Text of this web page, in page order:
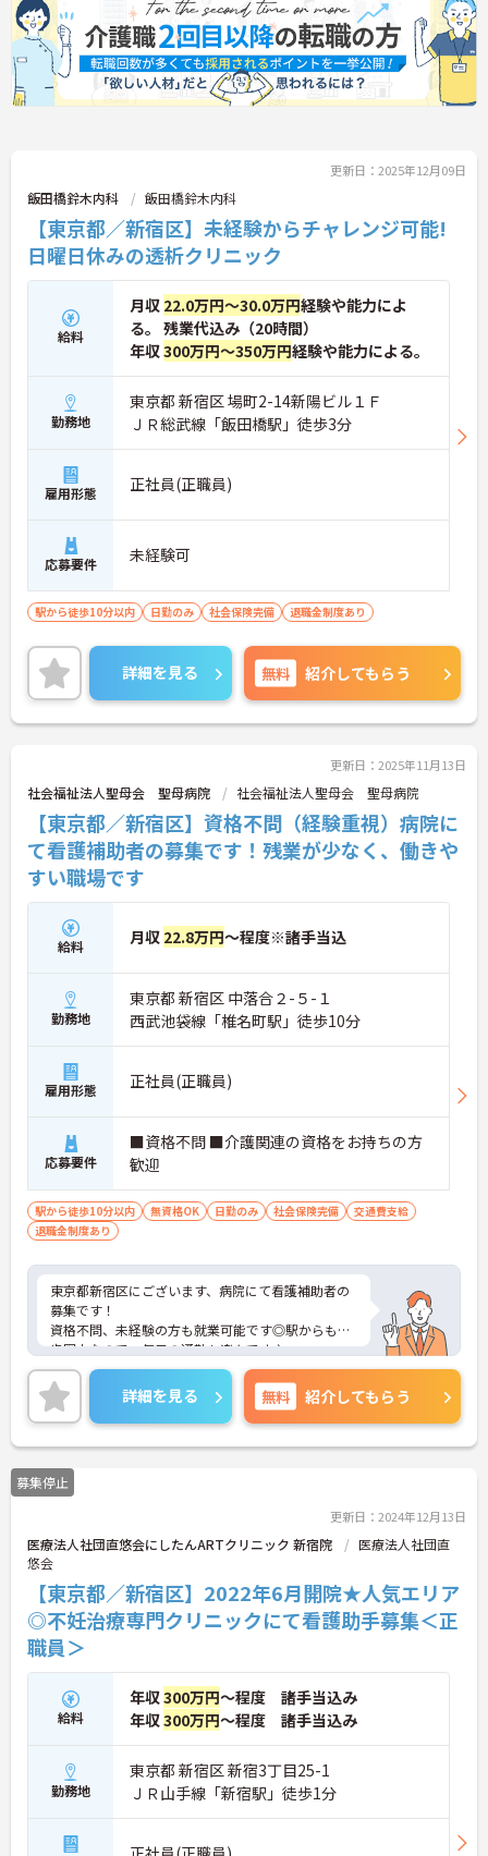
更新日：2025年12月09日
飯田橋鈴木内科 飯田橋鈴木内科
【東京都／新宿区】未経験からチャレンジ可能!
日曜日休みの透析クリニック
給料
月収 22.0万円～30.0万円経験や能力によ
る。 残業代込み（20時間）
年収300万円～350万円経験や能力による。
勤務地
東京都 新宿区 場町2-14新陽ビル１Ｆ
ＪＲ総武線「飯田橋駅」徒歩3分
雇用形態 正社員(正職員)
応募要件 未経験可
駅から徒歩10分以内 日勤のみ 社会保険完備 退職金制度あり
詳細を見る 無料 紹介してもらう
更新日：2025年11月13日
社会福祉法人聖母会 聖母病院 社会福祉法人聖母会 聖母病院
【東京都／新宿区】資格不問（経験重視）病院に
て看護補助者の募集です！残業が少なく、働きや
すい職場です
給料 月収 22.8万円～程度※諸手当込
勤務地
東京都 新宿区 中落合２-５-１
西武池袋線「椎名町駅」徒歩10分
雇用形態 正社員(正職員)
応募要件
■資格不問 ■介護関連の資格をお持ちの方
歓迎
駅から徒歩10分以内 無資格OK 日勤のみ 社会保険完備
交通費支給
退職金制度あり
東京都新宿区にございます、病院にて看護補助者の
募集です！
資格不問、未経験の方も就業可能です◎駅からも徒
歩圏内なので、毎日の通勤も楽々です♪
ご興味のある方は、マイナビ介護職までお問い合わ
せください。詳細を見る 無料 紹介してもらう
募集停止
更新日：2024年12月13日
医療法人社団直悠会にしたんARTクリニック 新宿院
医療法人社団直
悠会
【東京都／新宿区】2022年6月開院★人気エリア
◎不妊治療専門クリニックにて看護助手募集＜正
職員＞
給料
年収300万円～程度 諸手当込み
年収300万円～程度 諸手当込み
勤務地
東京都 新宿区 新宿3丁目25-1
ＪＲ山手線「新宿駅」徒歩1分